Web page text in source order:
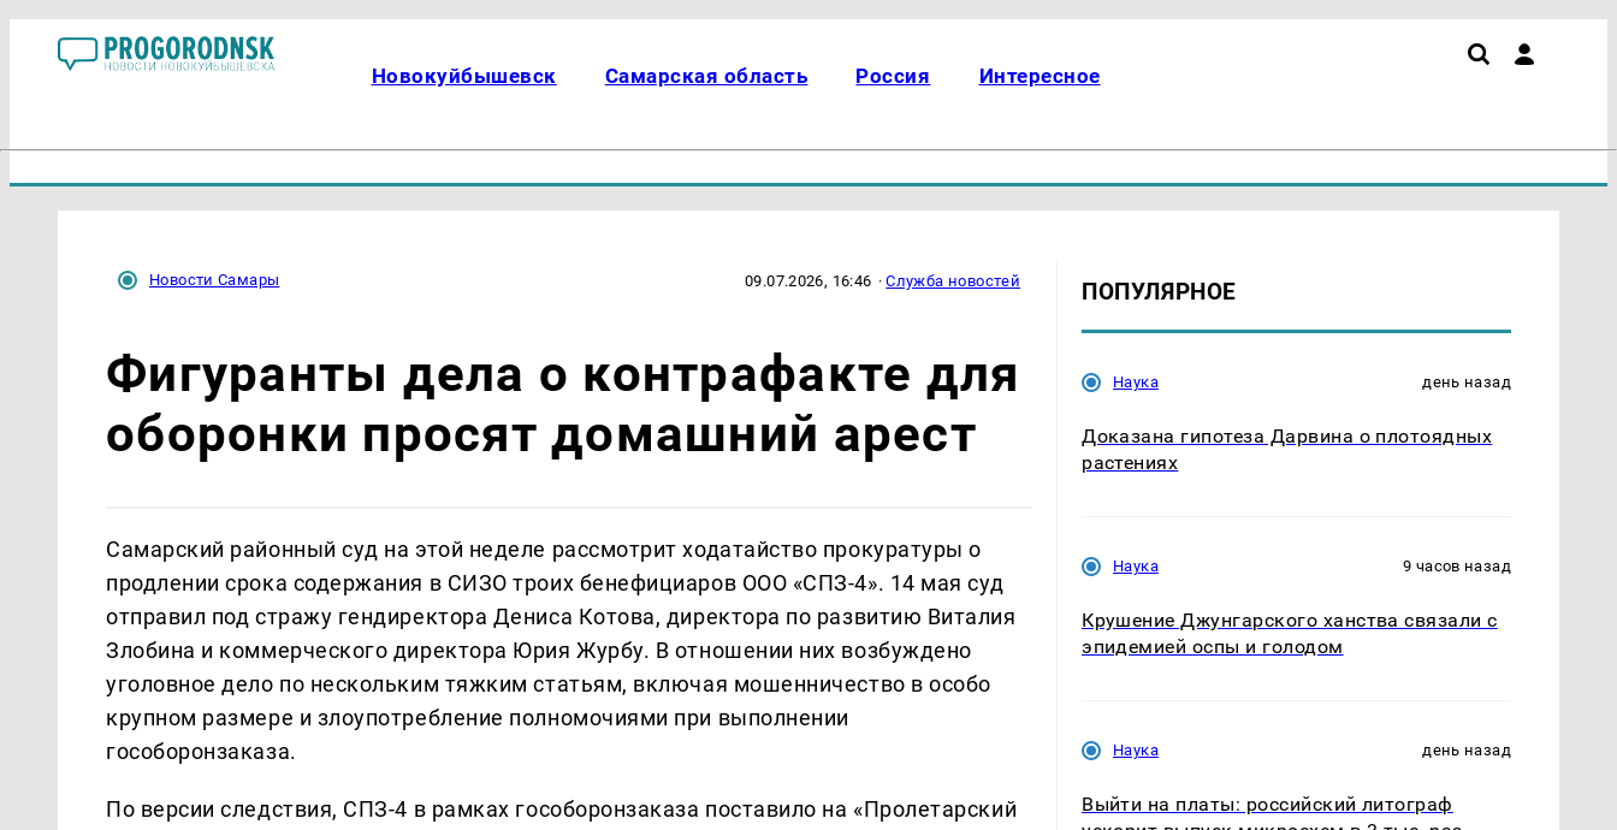
Новокуйбышевск Самарская область Россия Интересное
Новости Самары 09.07.2026, 16:46 ·Служба новостей
Фигуранты дела о контрафакте для
оборонки просят домашний арест
Самарский районный суд на этой неделе рассмотрит ходатайство прокуратуры о
продлении срока содержания в СИЗО троих бенефициаров ООО «СПЗ-4». 14 мая суд
отправил под стражу гендиректора Дениса Котова, директора по развитию Виталия
Злобина и коммерческого директора Юрия Журбу. В отношении них возбуждено
уголовное дело по нескольким тяжким статьям, включая мошенничество в особо
крупном размере и злоупотребление полномочиями при выполнении
гособоронзаказа.
По версии следствия, СПЗ-4 в рамках гособоронзаказа поставило на «Пролетарский
ПОПУЛЯРНОЕ
Наука день назад
Доказана гипотеза Дарвина о плотоядных
растениях
Наука 9 часов назад
Крушение Джунгарского ханства связали с
эпидемией оспы и голодом
Наука день назад
Выйти на платы: российский литограф